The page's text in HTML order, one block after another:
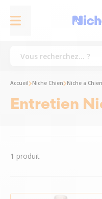
Accueil Niche Chien Niche a
Entretien
1 produit